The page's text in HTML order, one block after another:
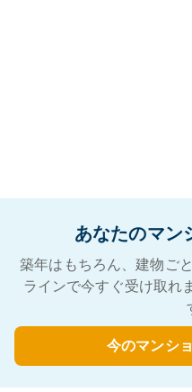
あなたのマン
築年はもちろん、建物ご
ラインで今すぐ受け取れ
今のマンシ